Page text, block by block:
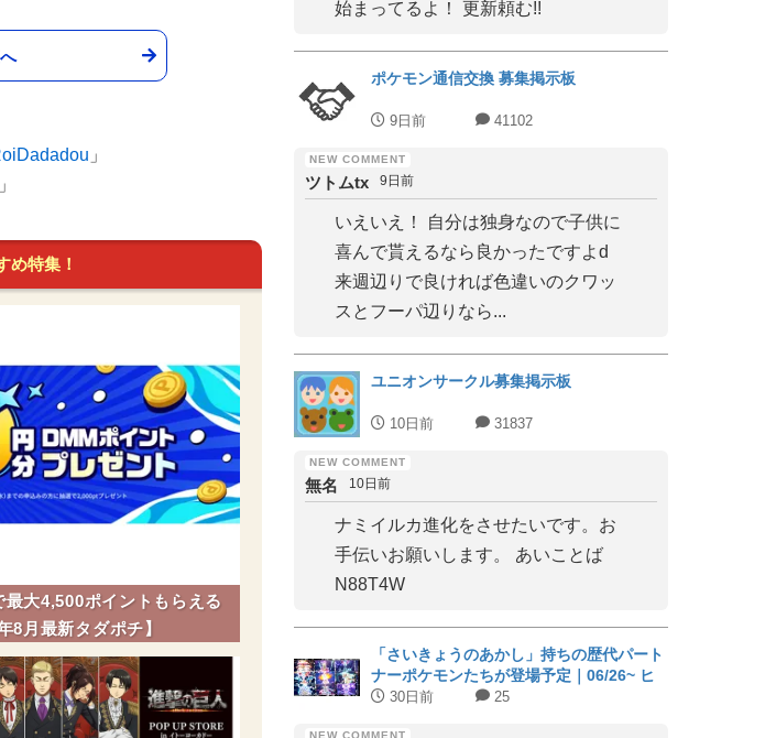
」
」
め特集！
最大4,500ポイントもらえる
8月最新タダポチ】
始まってるよ！ 更新頼む!!
ポケモン通信交換 募集掲示板
9日前 41102
ツトムtx 9日前
いえいえ！ 自分は独身なので子供に
喜んで貰えるなら良かったですよd
来週辺りで良ければ色違いのクワッ
スとフーパ辺りなら...
ユニオンサークル募集掲示板
10日前 31837
無名 10日前
ナミイルカ進化をさせたいです。お
手伝いお願いします。 あいことば
N88T4W
「さいきょうのあかし」持ちの歴代パート
ナーポケモンたちが登場予定｜06/26~ ヒ
スイジュナイパー
30日前 25